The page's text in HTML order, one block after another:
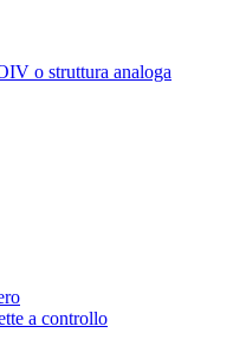
o struttura analoga
a controllo